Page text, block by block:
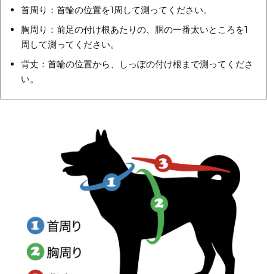
首周り：首輪の位置を1周して測ってください。
胸周り：前足の付け根あたりの、胴の一番太いところを1
周して測ってください。
背丈：首輪の位置から、しっぽの付け根まで測ってくださ
い。